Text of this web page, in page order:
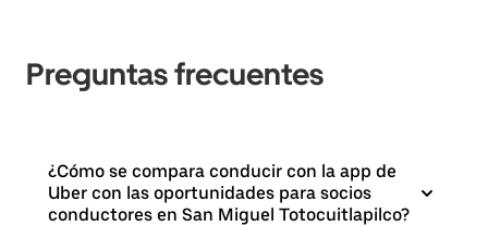
Preguntas frecuentes
¿Cómo se compara conducir con la app de
Uber con las oportunidades para socios
conductores en San Miguel Totocuitlapilco?